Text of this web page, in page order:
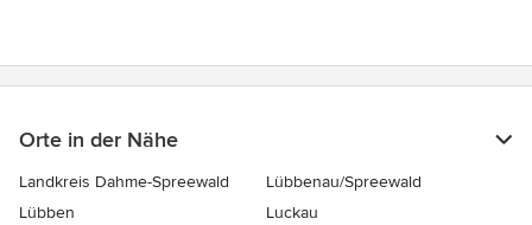
Orte in der Nähe
Landkreis Dahme-Spreewald
Lübbenau/Spreewald
Lübben
Luckau